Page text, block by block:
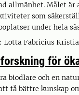
allmänhet. Målet är
som
under hela
Lotta Fabricius
för
biodlare och en
få bättre kunskap